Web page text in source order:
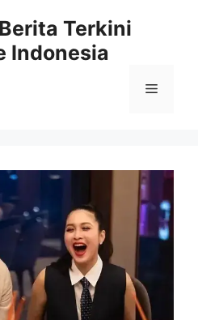
Terkini
Indonesia
Menu